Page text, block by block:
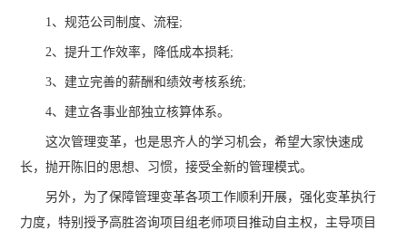
1、规范公司制度、流程;
2、提升工作效率，降低成本损耗;
3、建立完善的薪酬和绩效考核系统;
4、建立各事业部独立核算体系。
这次管理变革，也是思齐人的学习机会，希望大家快速成
长，抛开陈旧的思想、习惯，接受全新的管理模式。
另外，为了保障管理变革各项工作顺利开展，强化变革执行
力度，特别授予高胜咨询项目组老师项目推动自主权，主导项目